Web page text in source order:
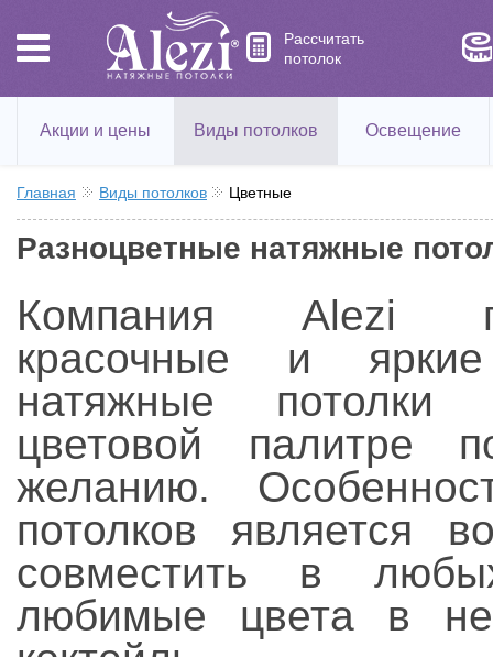
Рассчитать
потолок
Акции и цены Виды потолков Освещение
Главная Виды потолков Цветные
Разноцветные натяжные
Компания Alezi
красочные и
натяжные
цветовой палитре
желанию.
потолков является
совместить в
любимые цвета в